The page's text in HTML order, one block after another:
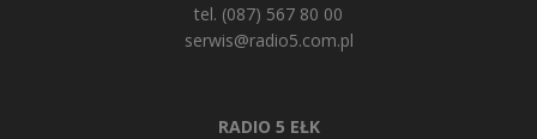
tel. (087) 567 80 00
serwis@radio5.com.pl
RADIO 5 EŁK